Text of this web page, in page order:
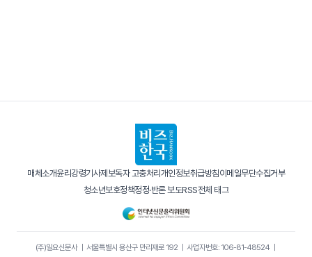
매체소개윤리강령기사제보독자 고충처리 개인정보취급방침이메일무단수집거부
청소년보호정책정정·반론 보도RSS전체 태그
(주)일요신문사｜ 서울특별시 용산구 만리재로 192｜ 사업자번호: 106-81-48524｜